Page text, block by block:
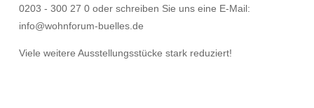
0203 - 300 27 0 oder schreiben Sie uns eine E-Mail:
info@wohnforum-buelles.de
Viele weitere Ausstellungsstücke stark reduziert!